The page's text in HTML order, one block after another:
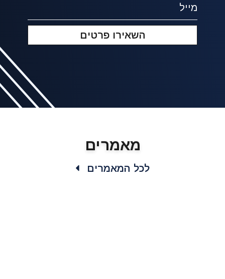
השאירו פרטים
מאמרים
לכל המאמרים